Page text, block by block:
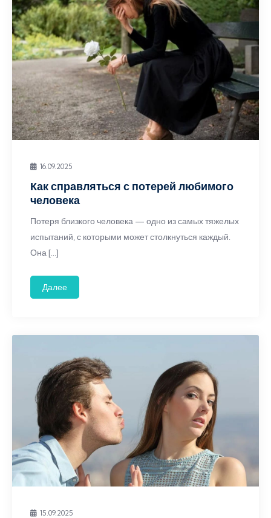
16.09.2025
Как справляться с потерей любимого
человека
Потеря близкого человека — одно из самых тяжелых
испытаний, с которыми может столкнуться каждый.
Она […]
Далее
15.09.2025